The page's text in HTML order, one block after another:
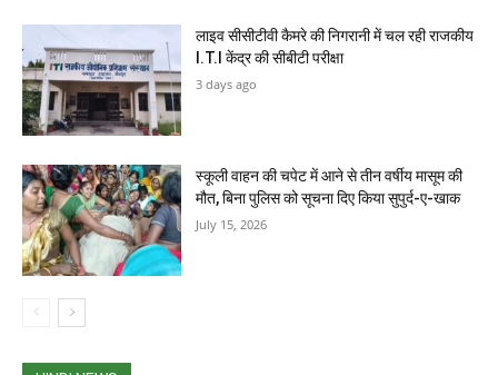
लाइव सीसीटीवी कैमरे की निगरानी में चल रही राजकीय
I.T.I केंद्र की सीबीटी परीक्षा
3 days ago
स्कूली वाहन की चपेट में आने से तीन वर्षीय मासूम की
मौत, बिना पुलिस को सूचना दिए किया सुपुर्द-ए-खाक
July 15, 2026